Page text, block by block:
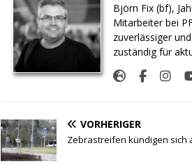
Björn Fix (bf),
Mitarbeiter bei
zuverlässiger
zuständig für
VORHERIGER
Zebrastreifen kündigen sich